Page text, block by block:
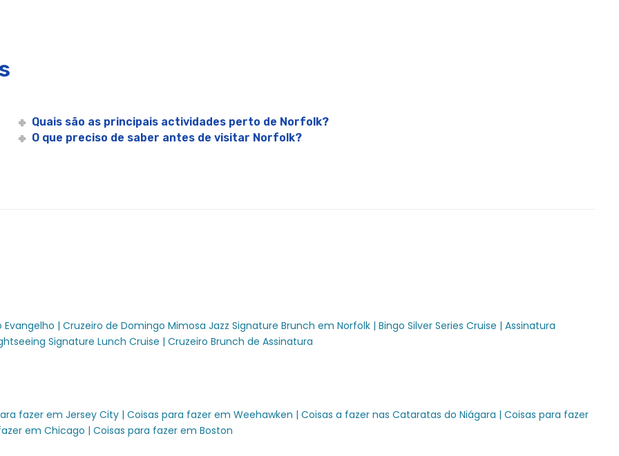
da Cidade
| City Cruises™
| Experiências da Cidade
City Cruises™
iate em Hampton Roads | City Cruises™
Quais são as principais actividades perto de Norfolk?
O que preciso de saber antes de visitar Norfolk?
| Cruzeiro de Domingo Mimosa Jazz Signature Brunch em Norfolk | Bingo Silver Series Cruise | Assinatura
Signature Lunch Cruise | Cruzeiro Brunch de Assinatura
fazer em Jersey City | Coisas para fazer em Weehawken | Coisas a fazer nas Cataratas do Niágara | Coisas para fazer
em Chicago | Coisas para fazer em Boston